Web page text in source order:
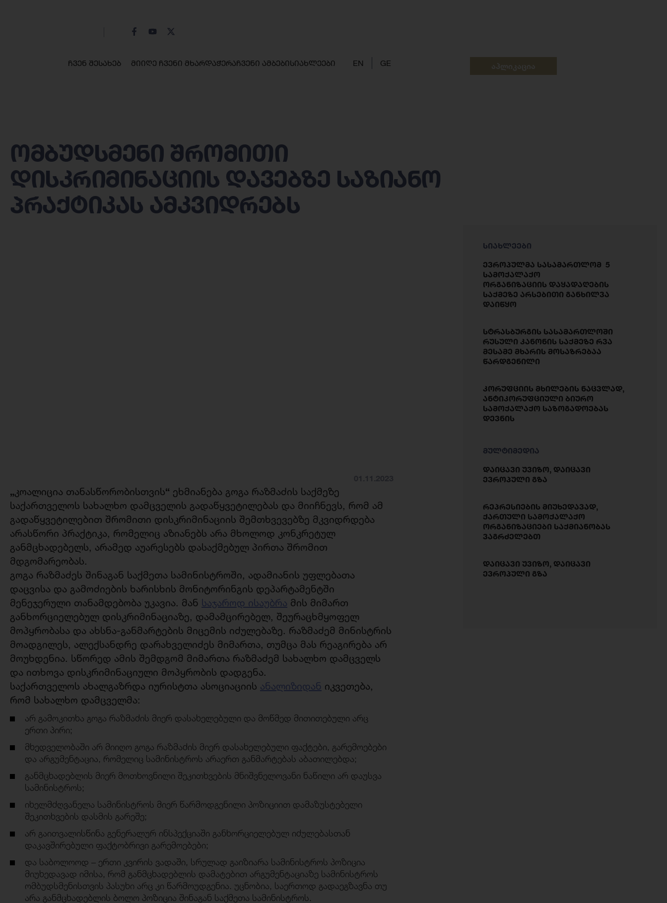
ჩვენ შესახებ მიიღე ჩვენი მხარდაჭერაჩვენი ამბებისიახლეები EN GE
ომბუდსმენი შრომითი
დისკრიმინაციის დავებზე საზიანო
პრაქტიკას ამკვიდრებს
„კოალიცია თანასწორობისთვის“ ეხმიანება გოგა რაზმაძის საქმეზე
საქართველოს სახალხო დამცველის გადაწყვეტილებას და მიიჩნევს, რომ ამ
გადაწყვეტილებით შრომითი დისკრიმინაციის შემთხვევებზე მკვიდრდება
არასწორი პრაქტიკა, რომელიც აზიანებს არა მხოლოდ კონკრეტულ
განმცხადებელს, არამედ აუარესებს დასაქმებულ პირთა შრომით
მდგომარეობას.
გოგა რაზმაძეს შინაგან საქმეთა სამინისტროში, ადამიანის უფლებათა
დაცვისა და გამოძიების ხარისხის მონიტორინგის დეპარტამენტში
მენეჯერული თანამდებობა უკავია. მან საჯაროდ ისაუბრა მის მიმართ
განხორციელებულ დისკრიმინაციაზე, დამამცირებელ, შეურაცხმყოფელ
მოპყრობასა და ახსნა-განმარტების მიცემის იძულებაზე. რაზმაძემ მინისტრის
მოადგილეს, ალექსანდრე დარახველიძეს მიმართა, თუმცა მას რეაგირება არ
მოუხდენია. სწორედ ამის შემდგომ მიმართა რაზმაძემ სახალხო დამცველს
და ითხოვა დისკრიმინაციული მოპყრობის დადგენა.
საქართველოს ახალგაზრდა იურისტთა ასოციაციის ანალიზიდან იკვეთება,
რომ სახალხო დამცველმა:
არ გამოკითხა გოგა რაზმაძის მიერ დასახელებული და მოწმედ მითითებული არც
ერთი პირი;
მხედველობაში არ მიიღო გოგა რაზმაძის მიერ დასახელებული ფაქტები, გარემოებები
და არგუმენტაცია, რომელიც სამინისტროს არაერთ განმარტებას აბათილებდა;
განმცხადებლის მიერ მოთხოვნილი შეკითხვების მნიშვნელოვანი ნაწილი არ დაუსვა
სამინისტროს;
იხელმძღვანელა სამინისტროს მიერ წარმოდგენილი პოზიციით დამაზუსტებელი
შეკითხვების დასმის გარეშე;
არ გაითვალისწინა გენერალურ ინსპექციაში განხორციელებულ იძულებასთან
დაკავშირებული ფაქტობრივი გარემოებები;
და საბოლოოდ – ერთი კვირის ვადაში, სრულად გაიზიარა სამინისტროს პოზიცია
მიუხედავად იმისა, რომ განმცხადებლის დამატებით არგუმენტაციაზე სამინისტროს
ომბუდსმენისთვის პასუხი არც კი წარმოუდგენია. უცნობია, საერთოდ გადაეგზავნა თუ
არა განმცხადებლის ბოლო პოზიცია შინაგან საქმეთა სამინისტროს.
სიახლეები
ევროპულმა სასამართლომ 5
სამოქალაქო
ორგანიზაციის დაყადაღების
საქმეზე არსებითი განხილვა
დაიწყო
სტრასბურგის სასამართლოში
რუსული კანონის საქმეზე რვა
მესამე მხარის მოსაზრებაა
წარდგენილი
კორუფციის მხილების ნაცვლად,
ანტიკორუფციული ბიურო
სამოქალაქო საზოგადოებას
დევნის
მულტიმედია
დაიცავი უვიზო, დაიცავი
ევროპული გზა
რეპრესიების მიუხედავად,
ქართული სამოქალაქო
ორგანიზაციები საქმიანობას
ვაგრძელებთ
დაიცავი უვიზო, დაიცავი
ევროპული გზა